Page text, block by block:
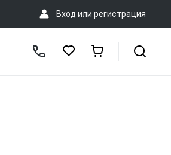
Вход или регистрация